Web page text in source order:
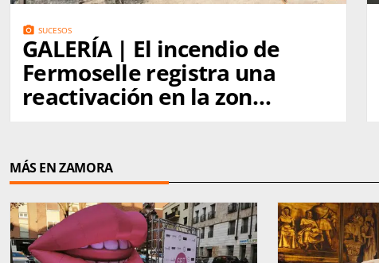
photo_camera SUCESOS
GALERÍA | El incendio de
Fermoselle registra una
reactivación en la zona
MÁS EN ZAMORA